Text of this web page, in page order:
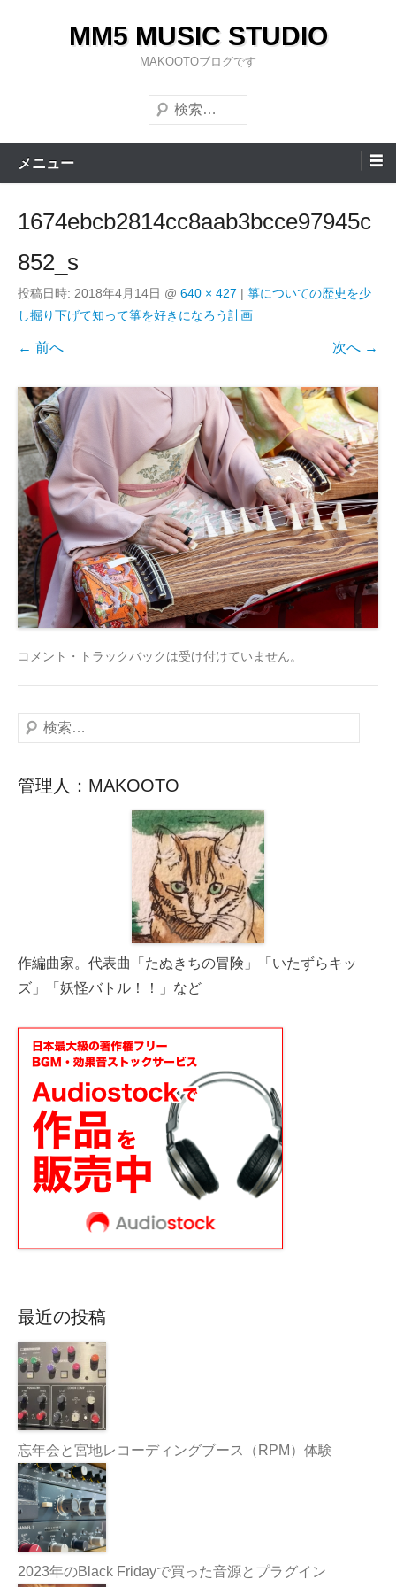
キ
MM5 MUSIC STUDIO
MAKOOTOブログです
検
索
メニュー
1674ebcb2814cc8aab3bcce97945c
852_s
投稿日時: 2018年4月14日 @ 640 × 427 | 箏についての歴史を少
し掘り下げて知って箏を好きになろう計画
← 前へ 次へ →
コメント・トラックバックは受け付けていません。
検
管理人：MAKOOTO
作編曲家。代表曲「たぬきちの冒険」「いたずらキッ
ズ」「妖怪バトル！！」など
最近の投稿
忘年会と宮地レコーディングブース（RPM）体験
2023年のBlack Fridayで買った音源とプラグイン